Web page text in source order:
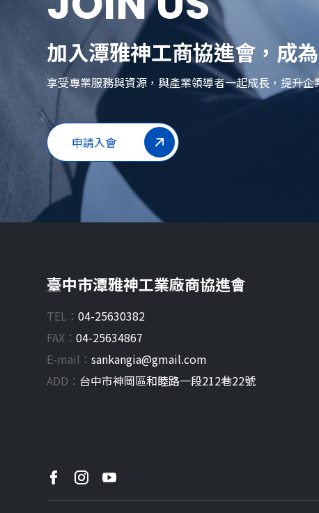
加入潭雅神工商協進會，成
享受專業服務與資源，與產業領導者一起成長，提升企
申請入會
臺中市潭雅神工業廠商協進會
TEL：04-25630382
FAX：04-25634867
E-mail：sankangia@gmail.com
ADD： 台中市神岡區和睦路一段212巷22號